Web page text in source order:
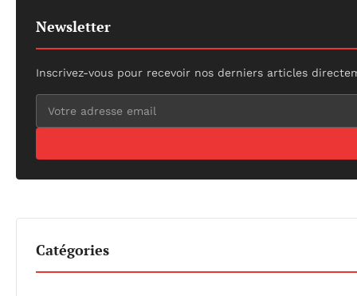
Newsletter
Inscrivez-vous pour recevoir nos derniers articles
Catégories